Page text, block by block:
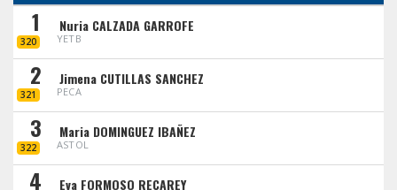
1
320
Nuria CALZADA GARROFE
YETB
2
321
Jimena CUTILLAS SANCHEZ
PECA
3
322
Maria DOMINGUEZ IBAÑEZ
ASTOL
4 Eva FORMOSO RECAREY